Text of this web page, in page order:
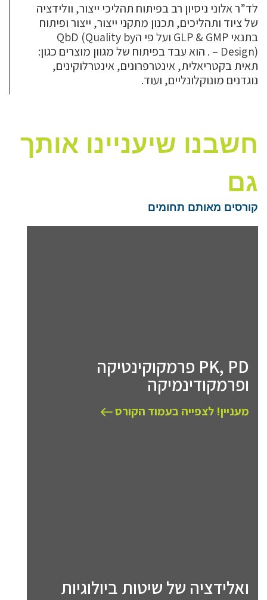
לד”ר אלוני ניסיון רב בפיתוח תהליכי ייצור, וולידציה
של ציוד ותהליכים, תכנון מתקני ייצור, ייצור ופיתוח
בתנאי GLP & GMP ועל פי הQbD (Quality by
Design) – . הוא עבד בפיתוח של מגוון מוצרים כגון:
תאית בקטריאלית, אינטרפרונים, אינטרלוקינים,
נוגדנים מונוקלונליים, ועוד.
חשבנו שיעניינו אותך
גם
קורסים מאותם תחומים
PK, PD פרמקוקינטיקה
ופרמקודינמיקה
מעניין! לצפייה בעמוד הקורס
ואלידציה של שיטות ביולוגיות